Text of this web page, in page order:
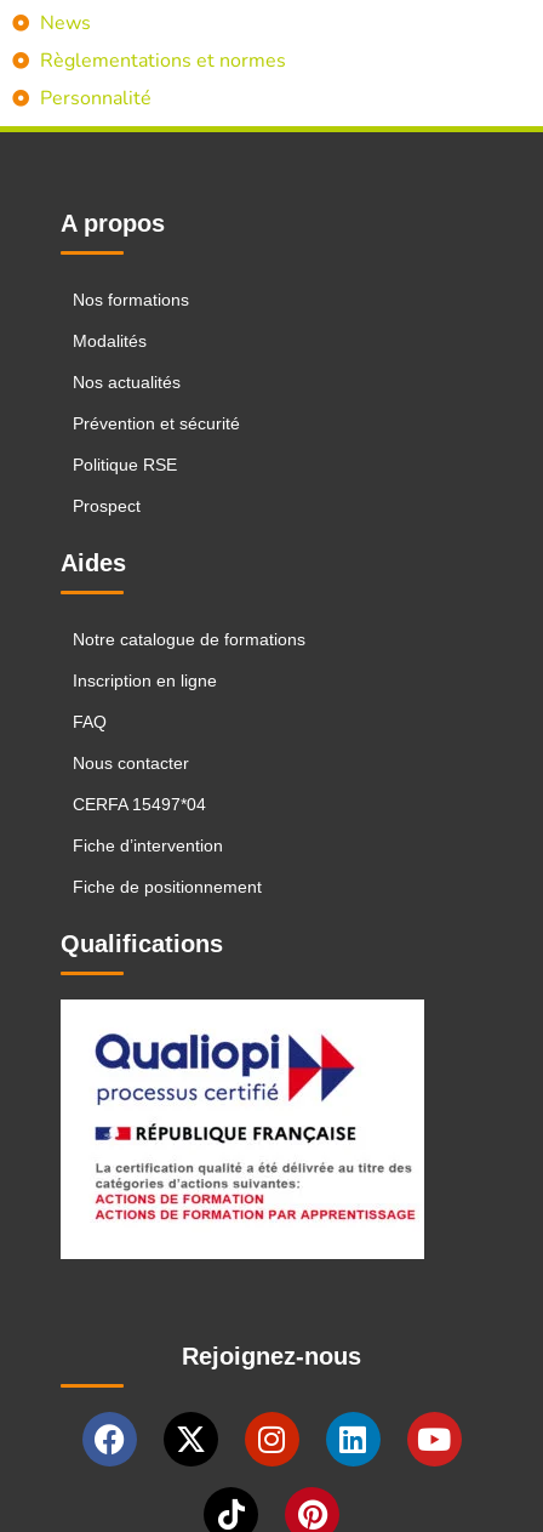
News
Règlementations et normes
Personnalité
A propos
Nos formations
Modalités
Nos actualités
Prévention et sécurité
Politique RSE
Prospect
Aides
Notre catalogue de formations
Inscription en ligne
FAQ
Nous contacter
CERFA 15497*04
Fiche d’intervention
Fiche de positionnement
Qualifications
Rejoignez-nous